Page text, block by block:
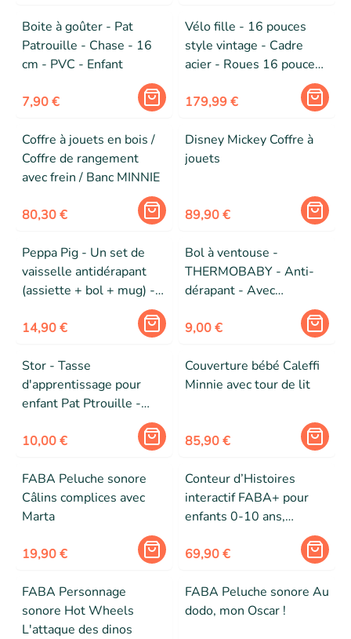
Boite à goûter - Pat
Patrouille - Chase - 16
cm - PVC - Enfant
7,90 €
Vélo fille - 16 pouces
style vintage - Cadre
acier - Roues 16 pouces
179,99 €
Coffre à jouets en bois /
Coffre de rangement
avec frein / Banc MINNIE
80,30 €
Disney Mickey Coffre à
jouets
89,90 €
Peppa Pig - Un set de
vaisselle antidérapant
(assiette + bol + mug) -
14,90 €
Bol à ventouse -
THERMOBABY - Anti-
dérapant - Avec
couvercle et cuillère -
Minnie
9,00 €
Stor - Tasse
d'apprentissage pour
enfant Pat Ptrouille -
10,00 €
Couverture bébé Caleffi
Minnie avec tour de lit
85,90 €
FABA Peluche sonore
Câlins complices avec
Marta
19,90 €
Conteur d’Histoires
interactif FABA+ pour
enfants 0-10 ans,
musicale avec veilleuse
69,90 €
FABA Personnage
sonore Hot Wheels
L'attaque des dinos
FABA Peluche sonore Au
dodo, mon Oscar !